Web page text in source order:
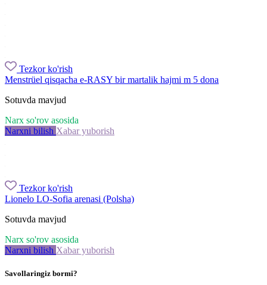
Tezkor ko'rish
Menstrüel qisqacha e-RASY bir martalik hajmi m 5 dona
Sotuvda mavjud
Narx so'rov asosida
Narxni bilish Xabar yuborish
Tezkor ko'rish
Lionelo LO-Sofia arenasi (Polsha)
Sotuvda mavjud
Narx so'rov asosida
Narxni bilish Xabar yuborish
Savollaringiz bormi?